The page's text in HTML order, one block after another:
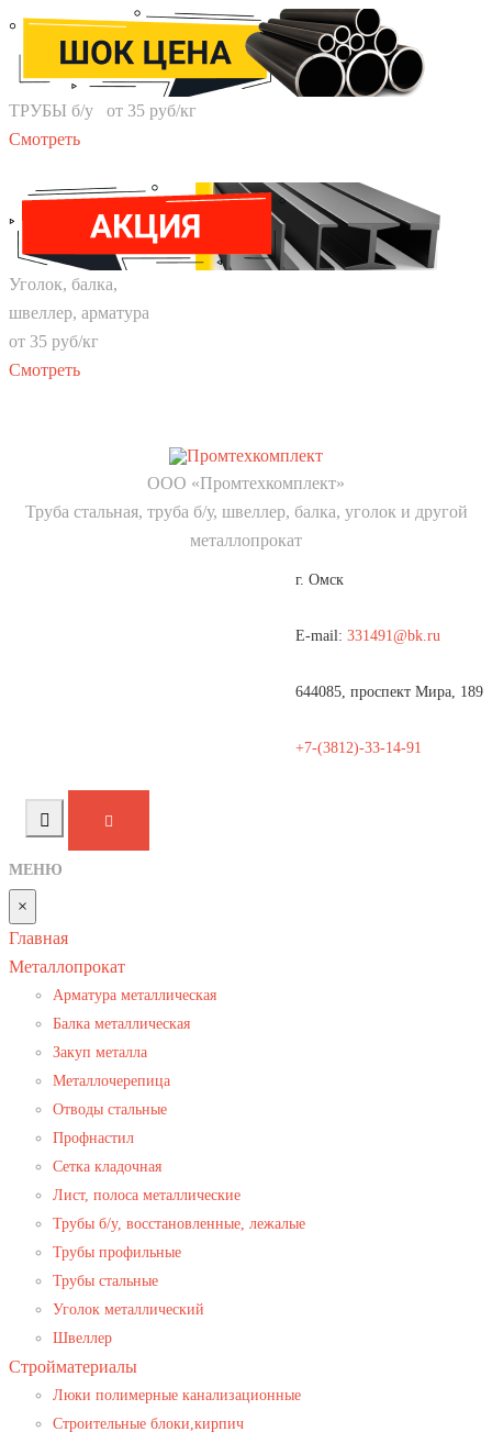
ТРУБЫ б/у от 35 руб/кг
Смотреть
Уголок, балка,
швеллер, арматура
от 35 руб/кг
Смотреть
ООО «Промтехкомплект»
Труба стальная, труба б/у, швеллер, балка, уголок и другой
металлопрокат
г. Омск
E-mail: 331491@bk.ru
644085, проспект Мира, 189
+7-(3812)-33-14-91
МЕНЮ
×
Главная
Металлопрокат
Арматура металлическая
Балка металлическая
Закуп металла
Металлочерепица
Отводы стальные
Профнастил
Сетка кладочная
Лист, полоса металлические
Трубы б/у, восстановленные, лежалые
Трубы профильные
Трубы стальные
Уголок металлический
Швеллер
Стройматериалы
Люки полимерные канализационные
Строительные блоки,кирпич